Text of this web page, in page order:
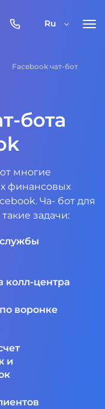
0800-
Ru
Facebook чат-бот
бота
многие
финансовых
Ча- бот для
задачи:
колл-центра
воронке
и